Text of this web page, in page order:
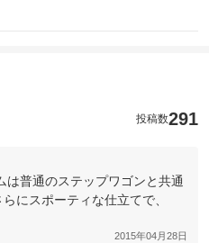
投稿数291
普通のステップワゴンと共通
にスポーティな仕立てで、
2015年04月28日